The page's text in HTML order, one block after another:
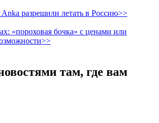
разрешили летать в Россию>>
«пороховая бочка» с ценами или
там, где вам